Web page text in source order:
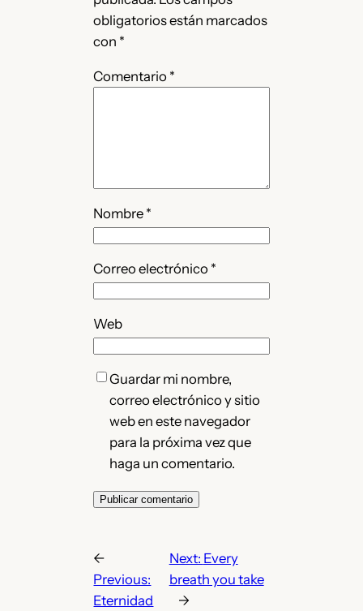
obligatorios están marcados
con *
Comentario *
Nombre *
Correo electrónico *
Web
Guardar mi nombre,
correo electrónico y sitio
web en este navegador
para la próxima vez que
haga un comentario.
←
Previous:
Eternidad
Next: Every
breath you take
→